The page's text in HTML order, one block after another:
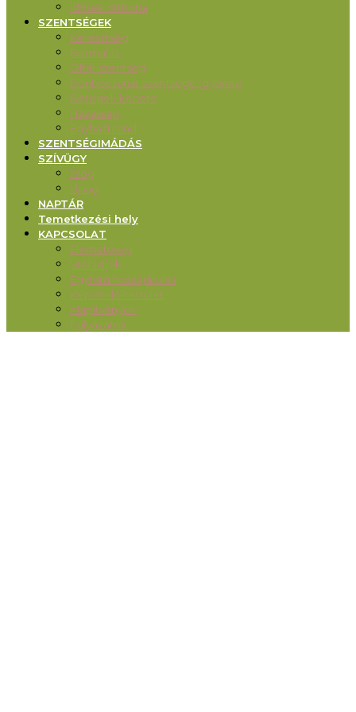
Idősek otthona
SZENTSÉGEK
Keresztség
Bérmálás
Oltáriszentség
Bűnbocsánat szentsége (gyónás)
Betegek kenete
Házasság
Egyházi rend
SZENTSÉGIMÁDÁS
SZÍVÜGY
Blog
Újság
NAPTÁR
Temetkezési hely
KAPCSOLAT
Elérhetőség
Stóladíjak
Egyházi hozzájárulás
Képviselő-testület
Alapítványok
Pályázatok